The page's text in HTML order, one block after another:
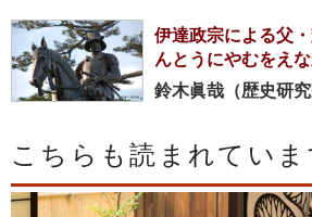
伊達政宗による父
んとうにやむをえ
鈴木眞哉（歴史研究
こちらも読まれていま